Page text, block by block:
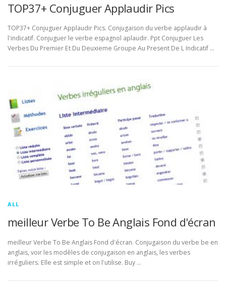
TOP37+ Conjuguer Applaudir Pics
TOP37+ Conjuguer Applaudir Pics. Conjugaison du verbe applaudir à
l'indicatif. Conjuguer le verbe espagnol aplaudir. Ppt Conjuguer Les
Verbes Du Premier Et Du Deuxieme Groupe Au Present De L Indicatif …
ALL
meilleur Verbe To Be Anglais Fond d'écran
meilleur Verbe To Be Anglais Fond d'écran. Conjugaison du verbe be en
anglais, voir les modèles de conjugaison en anglais, les verbes
irréguliers. Elle est simple et on l'utilise. Buy …